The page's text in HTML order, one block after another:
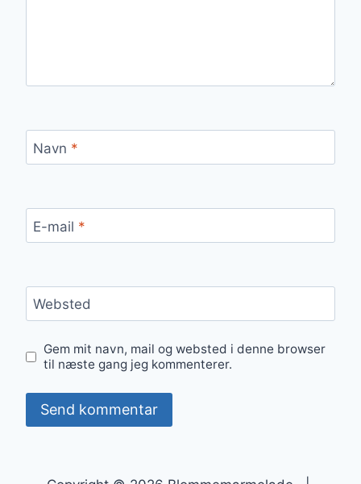
Navn *
E-mail *
Websted
Gem mit navn, mail og websted i denne browser
til næste gang jeg kommenterer.